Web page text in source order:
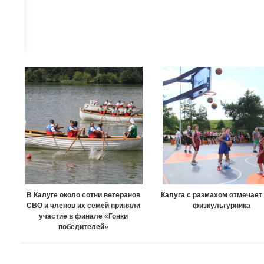
В Калуге около сотни ветеранов
СВО и членов их семей приняли
участие в финале «Гонки
победителей»
Калуга с размахом
физкультурника